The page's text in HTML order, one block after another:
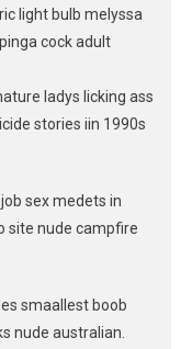
light bulb melyssa
cock adult
ladys licking ass
stories iin 1990s
sex medets in
site nude campfire
smaallest boob
nude australian.